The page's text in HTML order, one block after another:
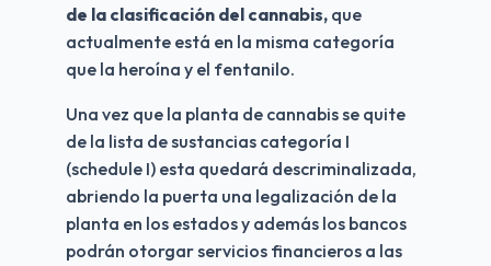
de la clasificación del cannabis, que
actualmente está en la misma categoría
que la heroína y el fentanilo.
Una vez que la planta de cannabis se quite
de la lista de sustancias categoría I
(schedule I) esta quedará descriminalizada,
abriendo la puerta una legalización de la
planta en los estados y además los bancos
podrán otorgar servicios financieros a las